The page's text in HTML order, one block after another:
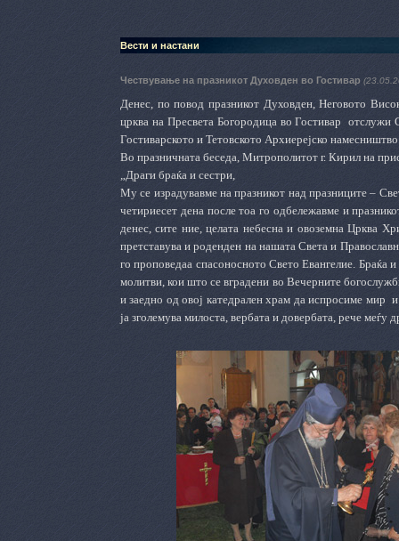
Вести и настани
Чествување на празникот Духовден во Гостивар
Денес, по повод празникот Духовден, Неговото
црква на Пресвета Богородица во Гостивар
отслужи
Гостиварското и Тетовското Архиерејско
Во празничната беседа, Митрополитот г. Кирил на
„Драги браќа и сестри,
Му се израдувавме на празникот над празниците –
четириесет дена после тоа го одбележавме и
денес, сите ние, целата небесна и овоземна Црква
претставува и роденден на нашата Света и
го проповедаа спасоносното Свето Евангелие. Браќа
молитви, кои што се вградени во Вечерните
и заедно од овој катедрален храм да испросиме мир
ја зголемува милоста, вербата и довербата, рече